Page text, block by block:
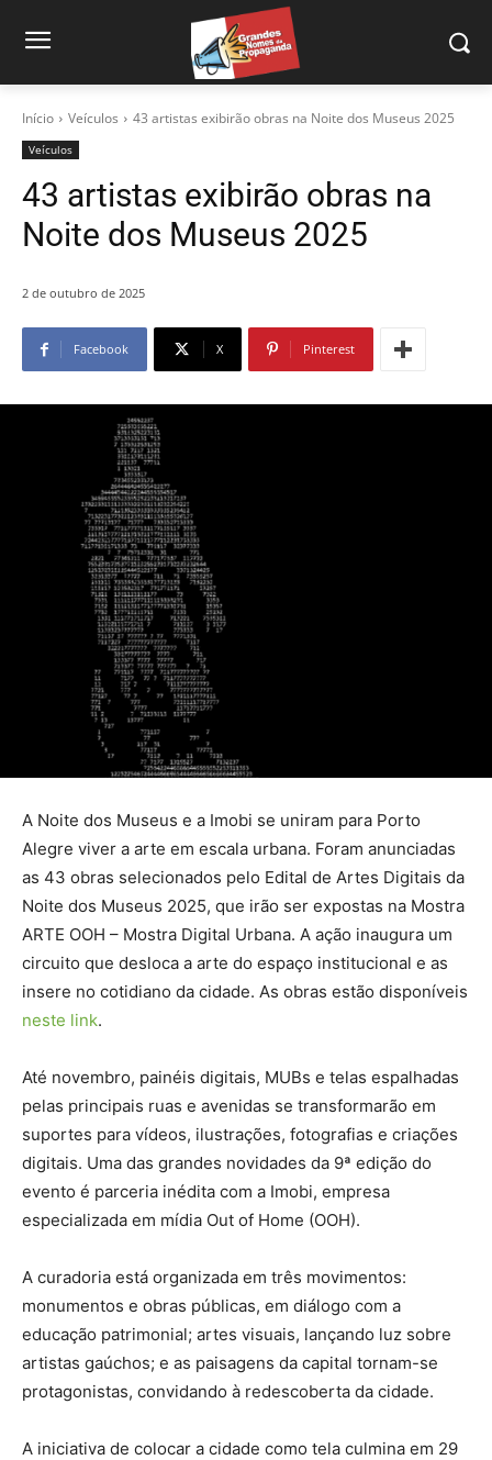
Início Veículos 43 artistas exibirão obras na Noite dos Museus 2025
Veículos
43 artistas exibirão obras na
Noite dos Museus 2025
2 de outubro de 2025
Facebook X Pinterest
A Noite dos Museus e a Imobi se uniram para Porto
Alegre viver a arte em escala urbana. Foram anunciadas
as 43 obras selecionados pelo Edital de Artes Digitais da
Noite dos Museus 2025, que irão ser expostas na Mostra
ARTE OOH – Mostra Digital Urbana. A ação inaugura um
circuito que desloca a arte do espaço institucional e as
insere no cotidiano da cidade. As obras estão disponíveis
neste link.
Até novembro, painéis digitais, MUBs e telas espalhadas
pelas principais ruas e avenidas se transformarão em
suportes para vídeos, ilustrações, fotografias e criações
digitais. Uma das grandes novidades da 9ª edição do
evento é parceria inédita com a Imobi, empresa
especializada em mídia Out of Home (OOH).
A curadoria está organizada em três movimentos:
monumentos e obras públicas, em diálogo com a
educação patrimonial; artes visuais, lançando luz sobre
artistas gaúchos; e as paisagens da capital tornam-se
protagonistas, convidando à redescoberta da cidade.
A iniciativa de colocar a cidade como tela culmina em 29